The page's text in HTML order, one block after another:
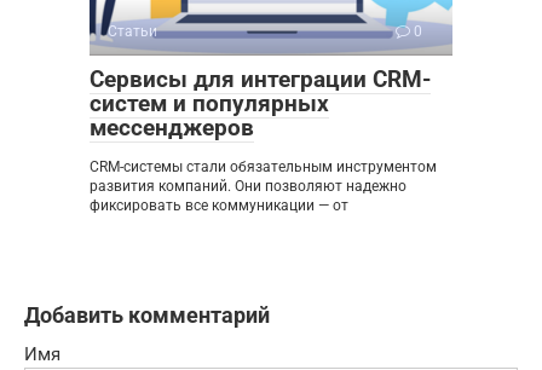
Статьи 0
Сервисы для интеграции CRM-
систем и популярных
мессенджеров
CRM-системы стали обязательным инструментом
развития компаний. Они позволяют надежно
фиксировать все коммуникации — от
Добавить комментарий
Имя